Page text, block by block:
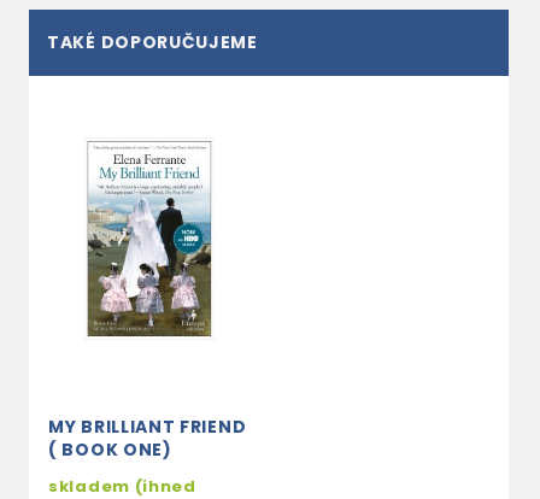
TAKÉ DOPORUČUJEME
MY BRILLIANT FRIEND
( BOOK ONE)
skladem (ihned